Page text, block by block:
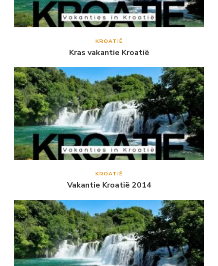
KROATIË
Kras vakantie Kroatië
KROATIË
Vakantie Kroatië 2014